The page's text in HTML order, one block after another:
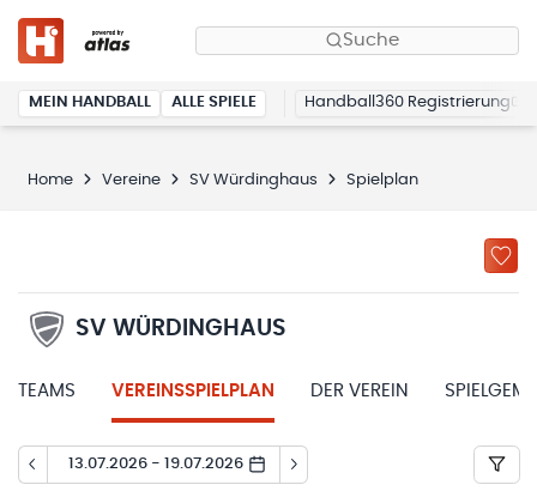
Suche
MEIN HANDBALL ALLE SPIELE Handball360 Registrierung
Home Vereine SV Würdinghaus Spielplan
SV WÜRDINGHAUS
TEAMS VEREINSSPIELPLAN DER VEREIN
13.07.2026 - 19.07.2026